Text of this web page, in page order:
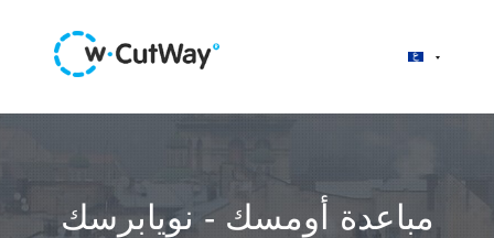
مباعدة أومسك - نويابرسك